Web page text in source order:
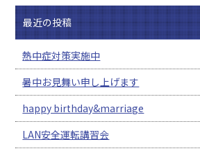
最近の投稿
熱中症対策実施中
暑中お見舞い申し上げます
happy birthday&marriage
LAN安全運転講習会